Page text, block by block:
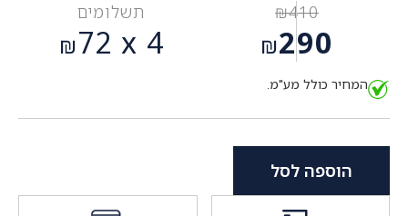
₪410
המחיר
המקורי
היה:
₪290
הנוכחי
הוא:
תשלומים
4 x
₪72
המחיר כולל מע"מ.
הוספה לסל